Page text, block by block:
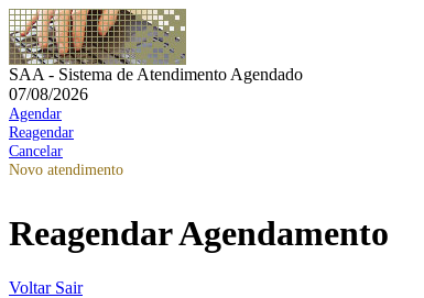
SAA - Sistema de Atendimento Agendado
07/08/2026
Agendar
Reagendar
Cancelar
Novo atendimento
Reagendar Agendamento
Voltar Sair